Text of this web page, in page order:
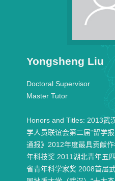
Yongsheng Liu
Doctoral Supervisor
Master Tutor
Honors and Titles: 2013武
学人员联谊会第二届“留学
通报》2012年度最具贡献
年科技奖 2011湖北青年五
省青年科学家奖 2008首届